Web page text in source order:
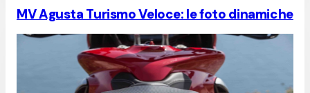
MV Agusta Turismo Veloce: le foto dinamiche